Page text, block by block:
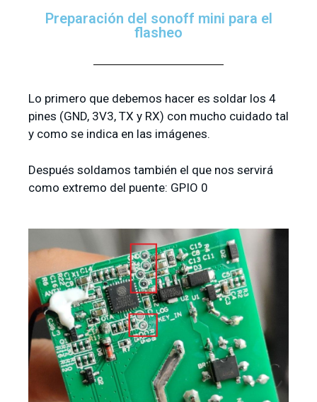
Preparación del sonoff mini para el
flasheo
Lo primero que debemos hacer es soldar los 4
pines (GND, 3V3, TX y RX) con mucho cuidado tal
y como se indica en las imágenes.
Después soldamos también el que nos servirá
como extremo del puente: GPIO 0